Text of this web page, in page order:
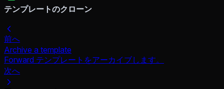
テンプレートのクローン
前へ
Archive a template
Forward テンプレートをアーカイブします。
次へ